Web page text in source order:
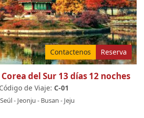
Contactenos Reserva
del Sur 13 días 12 noches
Código de Viaje: C-01
Seúl- Jeonju - Busan - Jeju